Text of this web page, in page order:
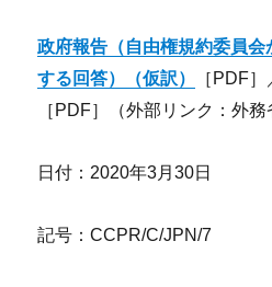
政府報告（自由権規約委員
する回答）（仮訳）
［PDF］
［PDF］（外部リンク：外務
日付：2020年3月30日
記号：CCPR/C/JPN/7